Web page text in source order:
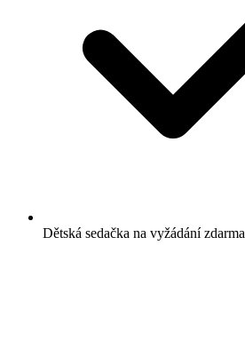
Dětská sedačka na vyžádání zdarma